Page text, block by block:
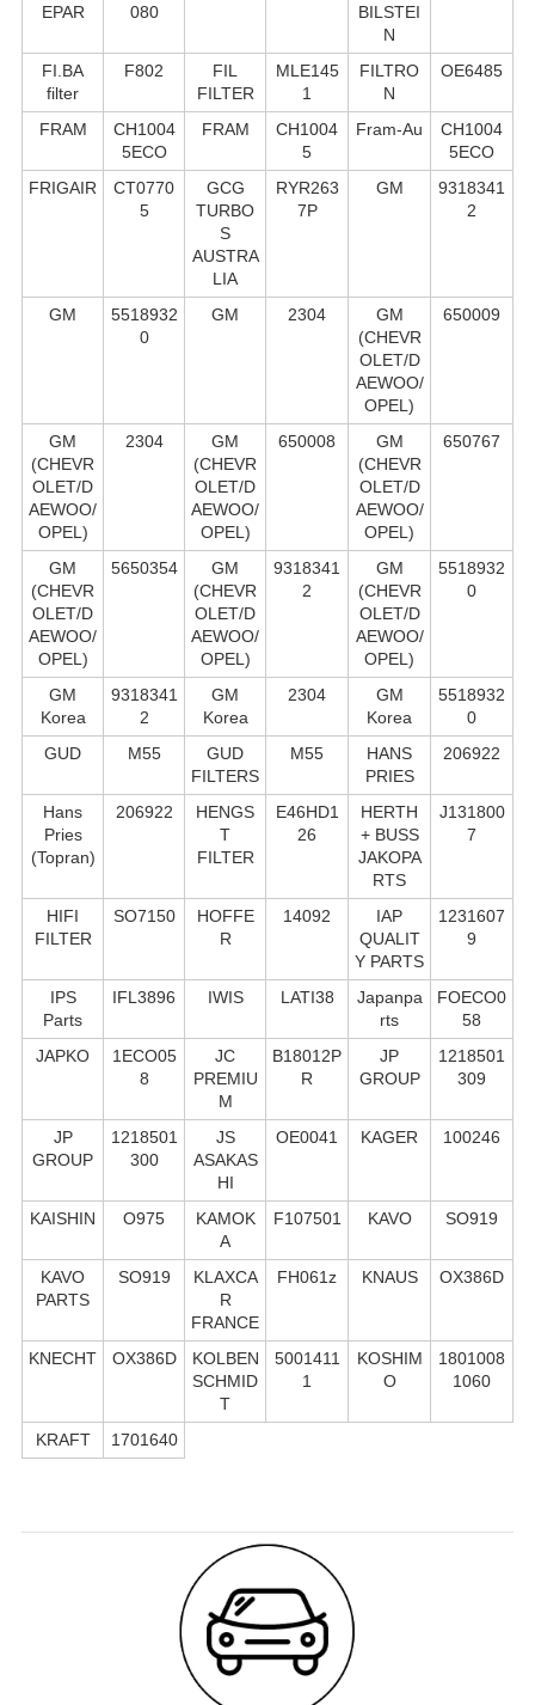
EPAR
080
BILSTEI
N
FI.BA
filter
F802
FIL
FILTER
MLE145
1
FILTRO
N
OE6485
FRAM
CH1004
5ECO
FRAM
CH1004
5
Fram-Au
CH1004
5ECO
FRIGAIR
CT0770
5
GCG
TURBO
S
AUSTRA
LIA
RYR263
7P
GM
9318341
2
GM
5518932
0
GM 2304
GM
(CHEVR
OLET/D
AEWOO/
OPEL)
650009
GM
(CHEVR
OLET/D
AEWOO/
OPEL)
2304
GM
(CHEVR
OLET/D
AEWOO/
OPEL)
650008
GM
(CHEVR
OLET/D
AEWOO/
OPEL)
650767
GM
(CHEVR
OLET/D
AEWOO/
OPEL)
5650354
GM
(CHEVR
OLET/D
AEWOO/
OPEL)
9318341
2
GM
(CHEVR
OLET/D
AEWOO/
OPEL)
5518932
0
GM
Korea
9318341
2
GM
Korea
2304
GM
Korea
5518932
0
GUD
M55
GUD
FILTERS
M55
HANS
PRIES
206922
Hans
Pries
(Topran)
206922
HENGS
T
FILTER
E46HD1
26
HERTH
+ BUSS
JAKOPA
RTS
J131800
7
HIFI
FILTER
SO7150
HOFFE
R
14092
IAP
QUALIT
Y PARTS
1231607
9
IPS
Parts
IFL3896 IWIS LATI38
Japanpa
rts
FOECO0
58
JAPKO
1ECO05
8
JC
PREMIU
M
B18012P
R
JP
GROUP
1218501
309
JP
GROUP
1218501
300
JS
ASAKAS
HI
OE0041 KAGER 100246
KAISHIN O975
KAMOK
A
F107501 KAVO SO919
KAVO
PARTS
SO919
KLAXCA
R
FRANCE
FH061z KNAUS OX386D
KNECHT OX386D
KOLBEN
SCHMID
T
5001411
1
KOSHIM
O
1801008
1060
KRAFT 1701640